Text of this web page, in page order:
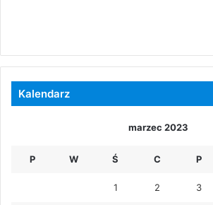
Kalendarz
marzec 2023
P W Ś C P
1 2 3